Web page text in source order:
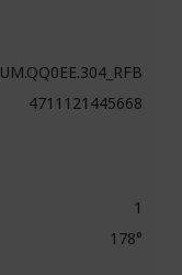
UM.QQ0EE.304_RFB
4711121445668
1
178°